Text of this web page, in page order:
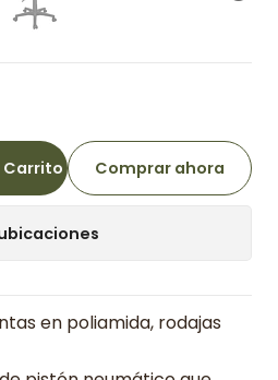
Carrito Comprar ahora
en poliamida, rodajas